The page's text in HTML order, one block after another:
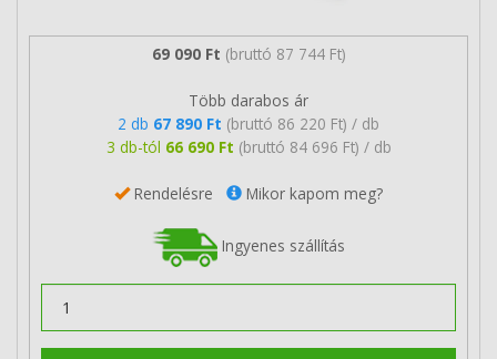
69 090 Ft (bruttó 87 744 Ft)
Több darabos ár
2 db 67 890 Ft (bruttó 86 220 Ft) / db
3 db-tól 66 690 Ft (bruttó 84 696 Ft) / db
Rendelésre Mikor kapom meg?
Ingyenes szállítás